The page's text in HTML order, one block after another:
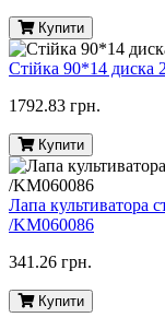
Купити
Стійка 90*14 диска
1792.83 грн.
Купити
Лапа культиватора
/KM060086
341.26 грн.
Купити